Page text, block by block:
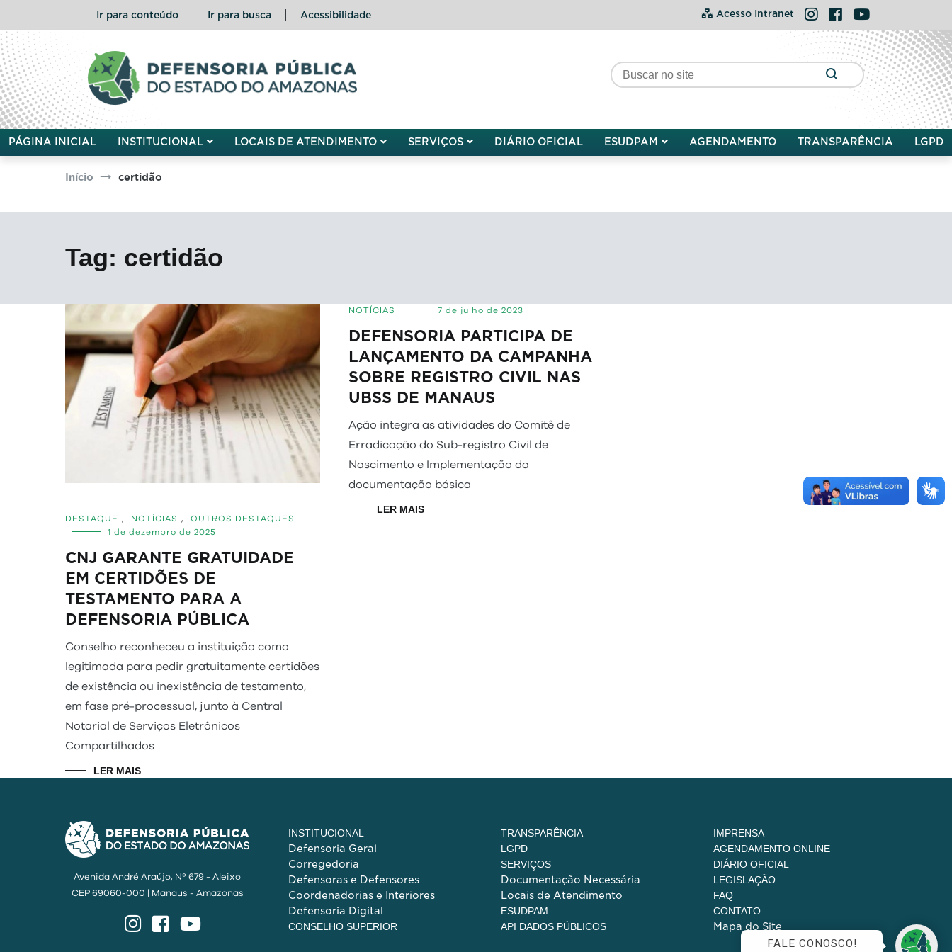
o
conteúdo
Ir para conteúdo Ir para busca Acessibilidade Acesso Intranet Instagram
FacebookYouTube
Defensoria Pública do Estado do Amazonas
PÁGINA INICIAL INSTITUCIONAL LOCAIS DE ATENDIMENTO SERVIÇOS DIÁRIO OFICIAL ESUDPAM AGENDAMENTO TRANSPARÊNCIA LGPD
Início certidão
Tag: certidão
DESTAQUE , NOTÍCIAS ,
OUTROS DESTAQUES
1 de dezembro de 2025
CNJ GARANTE GRATUIDADE
EM CERTIDÕES DE
TESTAMENTO PARA A
DEFENSORIA PÚBLICA
Conselho reconheceu a instituição como
legitimada para pedir gratuitamente certidões
de existência ou inexistência de testamento,
em fase pré-processual, junto à Central
Notarial de Serviços Eletrônicos
Compartilhados
LER MAIS
NOTÍCIAS 7 de julho de 2023
DEFENSORIA PARTICIPA DE
LANÇAMENTO DA CAMPANHA
SOBRE REGISTRO CIVIL NAS
UBSS DE MANAUS
Ação integra as atividades do Comitê de
Erradicação do Sub-registro Civil de
Nascimento e Implementação da
documentação básica
LER MAIS
Avenida André Araújo, Nº 679 - Aleixo
CEP 69060-000 | Manaus - Amazonas
InstagramFacebook
INSTITUCIONAL
Defensoria Geral
Corregedoria
Defensoras e Defensores
Coordenadorias e Interiores
Defensoria Digital
CONSELHO SUPERIOR
TRANSPARÊNCIA
LGPD
SERVIÇOS
Documentação Necessária
Locais de Atendimento
ESUDPAM
API DADOS PÚBLICOS
IMPRENSA
AGENDAMENTO ONLINE
DIÁRIO OFICIAL
LEGISLAÇÃO
FAQ
CONTATO
Mapa do Site
FALE CONOSCO!